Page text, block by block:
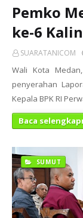
Pemko
ke-6
SUARATANICOM
Wali Kota
penyerahan
Kepala BPK RI
Baca
SUMUT